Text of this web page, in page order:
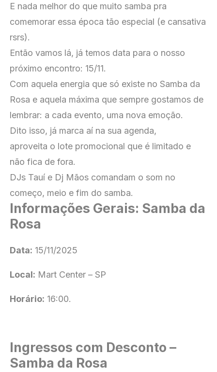
E nada melhor do que muito samba pra
comemorar essa época tão especial (e cansativa
rsrs).
Então vamos lá, já temos data para o nosso
próximo encontro: 15/11.
Com aquela energia que só existe no Samba da
Rosa e aquela máxima que sempre gostamos de
lembrar: a cada evento, uma nova emoção.
Dito isso, já marca aí na sua agenda,
aproveita o lote promocional que é limitado e
não fica de fora.
DJs Tauí e Dj Mãos comandam o som no
começo, meio e fim do samba.
Informações Gerais: Samba da
Rosa
Data: 15/11/2025
Local: Mart Center – SP
Horário: 16:00.
Ingressos com Desconto –
Samba da Rosa